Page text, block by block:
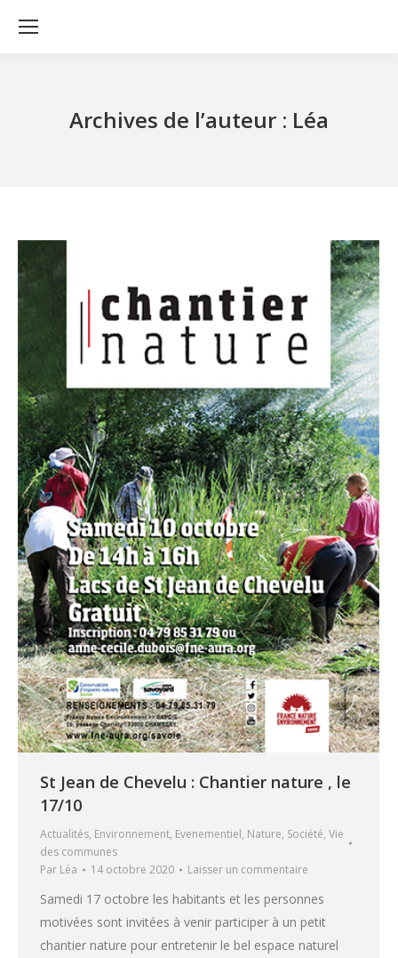
Archives de l’auteur : Léa
St Jean de Chevelu : Chantier nature , le
17/10
Actualités, Environnement, Evenementiel, Nature, Société, Vie
des communes
Par Léa 14 octobre 2020 Laisser un commentaire
Samedi 17 octobre les habitants et les personnes
motivées sont invitées à venir participer à un petit
chantier nature pour entretenir le bel espace naturel